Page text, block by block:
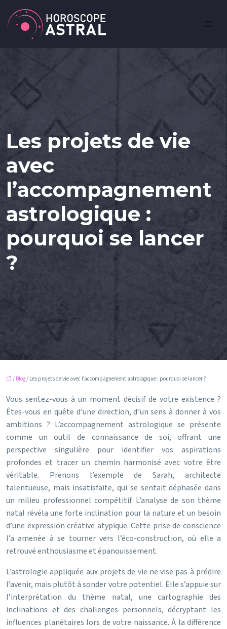
Les projets de vie
avec
l’accompagnement
astrologique :
pourquoi se lancer
?
/ Blog/ Les projets de vie avec l’accompagnement astrologique : pourquoi se lancer ?
Vous sentez-vous à un moment décisif de votre existence ?
Êtes-vous en quête d’une direction, d’un sens à donner à vos
ambitions ? L’accompagnement astrologique se présente
comme un outil de connaissance de soi, offrant une
perspective singulière pour identifier vos aspirations
profondes et tracer un chemin harmonisé avec votre être
véritable. Prenons l’exemple de Sarah, architecte
talentueuse, mais insatisfaite, qui se sentait déphasée dans
un milieu professionnel compétitif. L’analyse de son thème
natal révéla une forte inclination pour la nature et un besoin
d’une expression créative atypique. Cette prise de conscience
l’a amenée à se tourner vers l’éco-construction, où elle a
retrouvé enthousiasme et épanouissement.
L’astrologie appliquée aux projets de vie ne vise pas à prédire
l’avenir, mais plutôt à sonder votre potentiel. Elle s’appuie sur
l’interprétation du thème natal, une cartographie des
inclinations et des challenges personnels, décryptant les
influences planétaires lors de votre naissance. À la différence